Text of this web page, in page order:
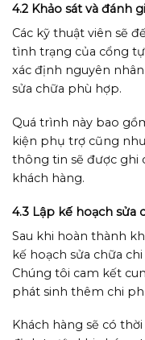
4.2 Khảo sát và đánh
Các kỹ thuật viên sẽ
tình trạng của cổng
xác định nguyên
sửa chữa phù hợp.
Quá trình này bao
kiện phụ trợ cũng
thông tin sẽ được ghi
khách hàng.
4.3 Lập kế hoạch sửa
Sau khi hoàn thành
kế hoạch sửa chữa
Chúng tôi cam kết
phát sinh thêm chi
Khách hàng sẽ có